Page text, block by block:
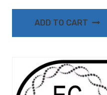
ADD TO CART